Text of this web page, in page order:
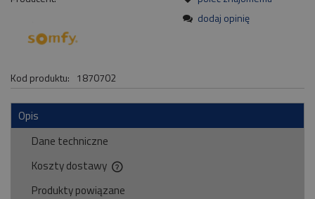
Kod produktu: 1870702
dodaj opinię
Opis
Dane techniczne
Koszty dostawy
Cena nie zawiera ewentualnych kosztów płatności
Produkty powiązane